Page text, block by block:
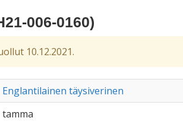
006-0160)
10.12.2021.
Englantilainen täysiverinen
tamma